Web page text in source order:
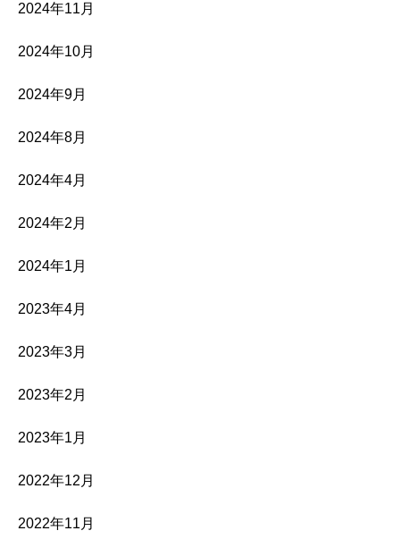
2024年11月
2024年10月
2024年9月
2024年8月
2024年4月
2024年2月
2024年1月
2023年4月
2023年3月
2023年2月
2023年1月
2022年12月
2022年11月